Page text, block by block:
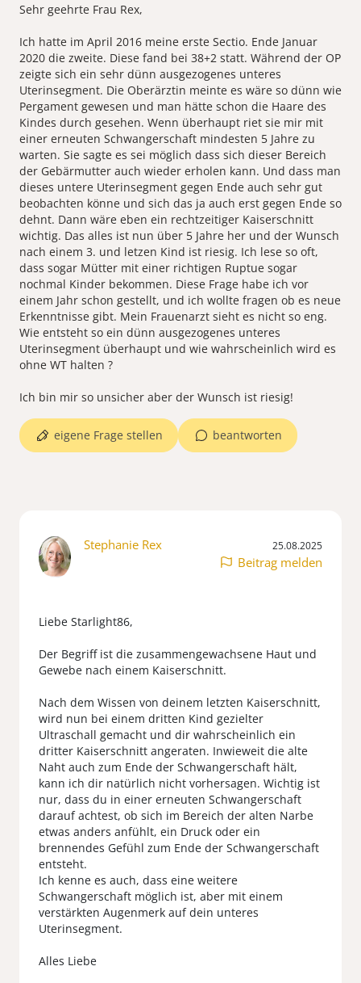
Sehr geehrte Frau Rex,
Ich hatte im April 2016 meine erste Sectio. Ende Januar
2020 die zweite. Diese fand bei 38+2 statt. Während der OP
zeigte sich ein sehr dünn ausgezogenes unteres
Uterinsegment. Die Oberärztin meinte es wäre so dünn wie
Pergament gewesen und man hätte schon die Haare des
Kindes durch gesehen. Wenn überhaupt riet sie mir mit
einer erneuten Schwangerschaft mindesten 5 Jahre zu
warten. Sie sagte es sei möglich dass sich dieser Bereich
der Gebärmutter auch wieder erholen kann. Und dass man
dieses untere Uterinsegment gegen Ende auch sehr gut
beobachten könne und sich das ja auch erst gegen Ende so
dehnt. Dann wäre eben ein rechtzeitiger Kaiserschnitt
wichtig. Das alles ist nun über 5 Jahre her und der Wunsch
nach einem 3. und letzen Kind ist riesig. Ich lese so oft,
dass sogar Mütter mit einer richtigen Ruptue sogar
nochmal Kinder bekommen. Diese Frage habe ich vor
einem Jahr schon gestellt, und ich wollte fragen ob es neue
Erkenntnisse gibt. Mein Frauenarzt sieht es nicht so eng.
Wie entsteht so ein dünn ausgezogenes unteres
Uterinsegment überhaupt und wie wahrscheinlich wird es
ohne WT halten ?
beantworten
eigene Frage stellen
Stephanie Rex 25.08.2025
Beitrag melden
Liebe Starlight86,
Der Begriff ist die zusammengewachsene Haut und
Gewebe nach einem Kaiserschnitt.
Nach dem Wissen von deinem letzten Kaiserschnitt,
wird nun bei einem dritten Kind gezielter
Ultraschall gemacht und dir wahrscheinlich ein
dritter Kaiserschnitt angeraten. Inwieweit die alte
Naht auch zum Ende der Schwangerschaft hält,
kann ich dir natürlich nicht vorhersagen. Wichtig ist
nur, dass du in einer erneuten Schwangerschaft
darauf achtest, ob sich im Bereich der alten Narbe
etwas anders anfühlt, ein Druck oder ein
brennendes Gefühl zum Ende der Schwangerschaft
entsteht.
Ich kenne es auch, dass eine weitere
Schwangerschaft möglich ist, aber mit einem
verstärkten Augenmerk auf dein unteres
Uterinsegment.
Alles Liebe